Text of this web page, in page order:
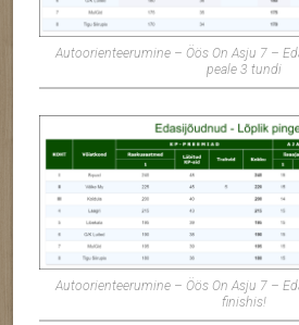
Autoorienteerumine – Öös On Asju 7 –
peale 3 tundi
Autoorienteerumine – Öös On Asju 7 –
finishis!